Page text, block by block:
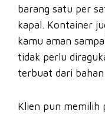
barang satu per
kapal. Kontainer
kamu aman
tidak perlu
terbuat dari
Klien pun memilih